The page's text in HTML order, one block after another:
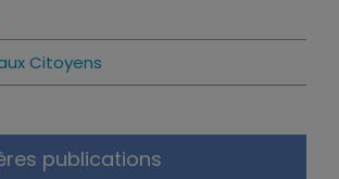
Citoyens
publications